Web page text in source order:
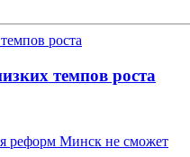
темпов роста
реформ Минск не сможет